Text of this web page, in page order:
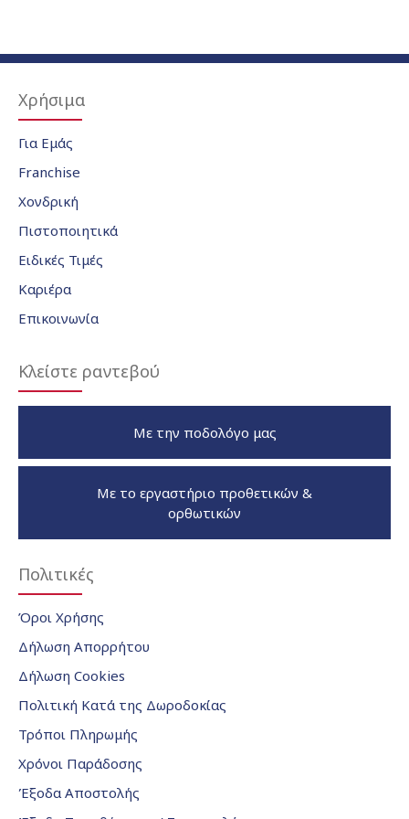
Χρήσιμα
Για Εμάς
Franchise
Χονδρική
Πιστοποιητικά
Ειδικές Τιμές
Καριέρα
Επικοινωνία
Κλείστε ραντεβού
Με την ποδολόγο μας
Με το εργαστήριο προθετικών &
ορθωτικών
Πολιτικές
Όροι Χρήσης
Δήλωση Απορρήτου
Δήλωση Cookies
Πολιτική Κατά της Δωροδοκίας
Τρόποι Πληρωμής
Χρόνοι Παράδοσης
Έξοδα Αποστολής